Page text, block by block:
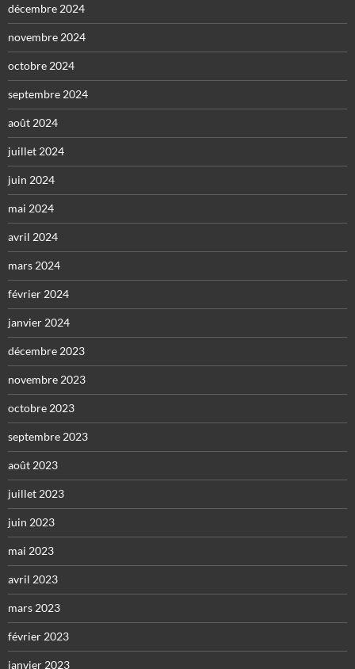
décembre 2024
novembre 2024
octobre 2024
septembre 2024
août 2024
juillet 2024
juin 2024
mai 2024
avril 2024
mars 2024
février 2024
janvier 2024
décembre 2023
novembre 2023
octobre 2023
septembre 2023
août 2023
juillet 2023
juin 2023
mai 2023
avril 2023
mars 2023
février 2023
janvier 2023